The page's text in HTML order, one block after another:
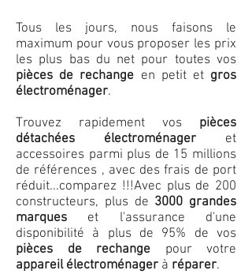
Tous les jours, nous faisons le
maximum pour vous proposer les prix
les plus bas du net pour toutes vos
pièces de rechange en petit et gros
électroménager.
Trouvez rapidement vos pièces
détachées électroménager et
accessoires parmi plus de 15 millions
de références , avec des frais de port
réduit...comparez !!!Avec plus de 200
constructeurs, plus de 3000 grandes
marques et l'assurance d'une
disponibilité à plus de 95% de vos
pièces de rechange pour votre
appareil électroménager à réparer.